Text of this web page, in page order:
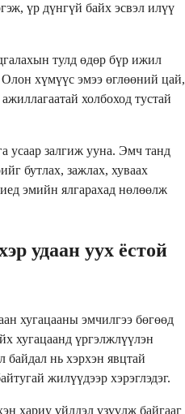
үр дүнгүй байх эсвэл илүү
тулд өдөр бүр ижил
Олон хүмүүс эмээ өглөөний цай,
холбоход тустай
усаар залгиж ууна. Эмч танд
бутлах, зажлах, хуваах
эмийн ялгарахад нөлөөлж
удаан уух ёстой
хугацааны эмчилгээ бөгөөд
хугацаанд үргэлжлүүлэн
байдал нь хэрхэн явцтай
жилүүдээр хэрэглэдэг.
хариу үйлдэл үзүүлж байгааг